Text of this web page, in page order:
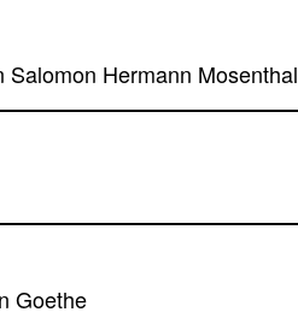
Hermann Mosenthal
Goethe